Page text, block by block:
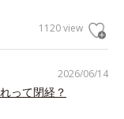
1120 view
2026/06/14
って閉経？